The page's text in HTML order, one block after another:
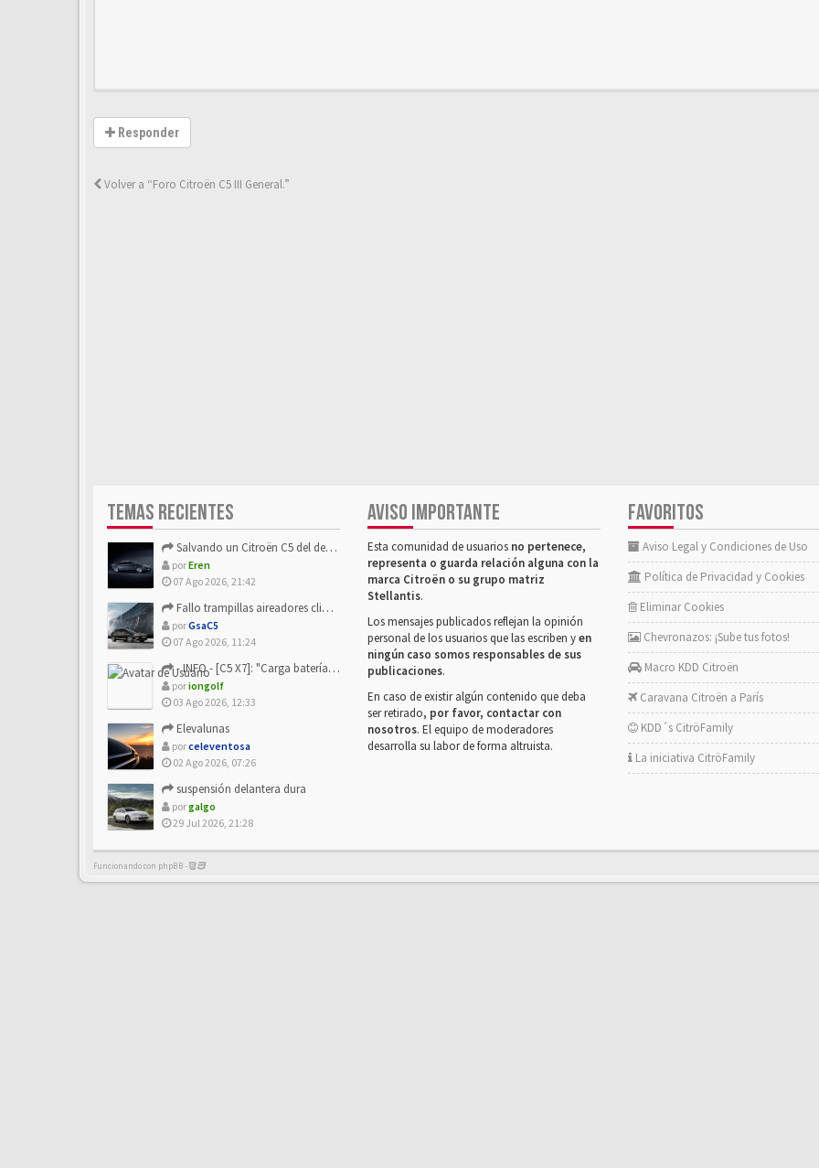
Responder
Volver a “Foro Citroën C5 III General.”
TEMAS RECIENTES
Salvando un Citroën C5 del desguace: Presentación y seguimiento
porEren
07 Ago 2026, 21:42
Fallo trampillas aireadores climatizador
porGsaC5
07 Ago 2026, 11:24
- INFO - [C5 X7]: "Carga batería o alimentación eléctri...
poriongolf
03 Ago 2026, 12:33
Elevalunas
porceleventosa
02 Ago 2026, 07:26
suspensión delantera dura
porgalgo
29 Jul 2026, 21:28
AVISO IMPORTANTE
Esta comunidad de usuarios no pertenece,
representa o guarda relación alguna con la
marca Citroën o su grupo matriz
Stellantis.
Los mensajes publicados reflejan la opinión
personal de los usuarios que las escriben yen
ningún caso somos responsables de sus
publicaciones.
En caso de existir algún contenido que deba
ser retirado, por favor, contactar con
nosotros. El equipo de moderadores
desarrolla su labor de forma altruista.
FAVORITOS
Aviso Legal y Condiciones de Uso
Política de Privacidad y Cookies
Eliminar Cookies
Chevronazos: ¡Sube tus fotos!
Macro KDD Citroën
Caravana Citroën a París
KDD´s CitröFamily
La iniciativa CitröFamily
Funcionando con phpBB -